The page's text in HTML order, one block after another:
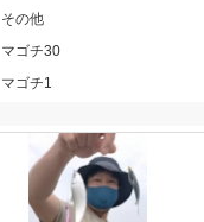
その他
マゴチ30
マゴチ1